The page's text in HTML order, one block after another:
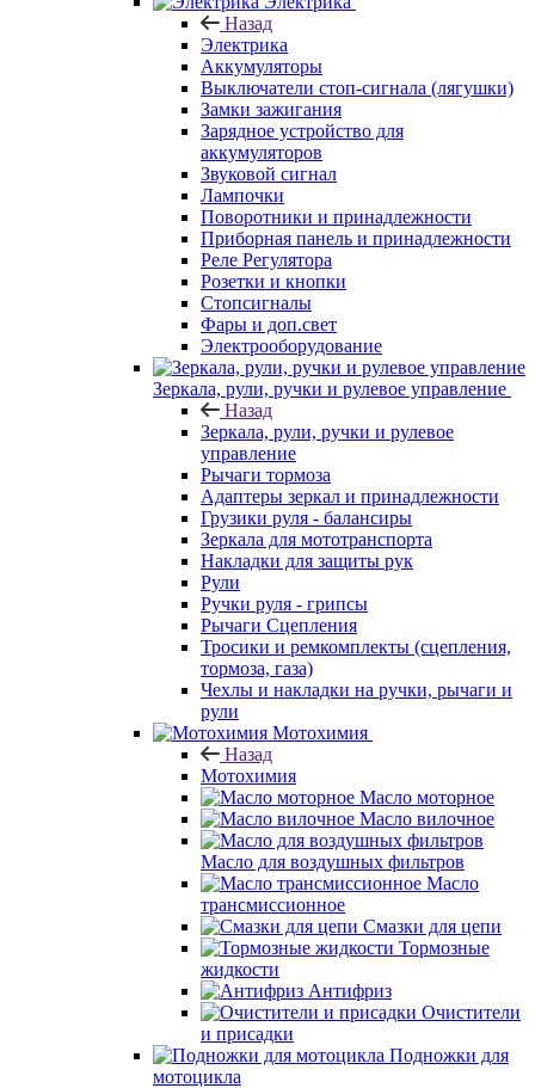
Назад
Электрика
Аккумуляторы
Выключатели стоп-сигнала (лягушки)
Замки зажигания
Зарядное устройство для
аккумуляторов
Звуковой сигнал
Лампочки
Поворотники и принадлежности
Приборная панель и принадлежности
Реле Регулятора
Розетки и кнопки
Стопсигналы
Фары и доп.свет
Электрооборудование
Зеркала, рули, ручки и рулевое управление
Назад
Зеркала, рули, ручки и рулевое
управление
Рычаги тормоза
Адаптеры зеркал и принадлежности
Грузики руля - балансиры
Зеркала для мототранспорта
Накладки для защиты рук
Рули
Ручки руля - грипсы
Рычаги Сцепления
Тросики и ремкомплекты (сцепления,
тормоза, газа)
Чехлы и накладки на ручки, рычаги и
рули
Мотохимия
Назад
Мотохимия
Масло моторное
Масло вилочное
Масло для воздушных фильтров
Масло
трансмиссионное
Смазки для цепи
Тормозные
жидкости
Антифриз
Очистители
и присадки
Подножки для
мотоцикла